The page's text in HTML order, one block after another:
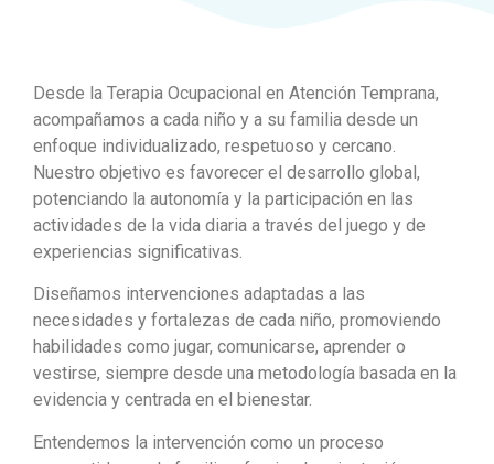
Desde la Terapia Ocupacional en Atención Temprana,
acompañamos a cada niño y a su familia desde un
enfoque individualizado, respetuoso y cercano.
Nuestro objetivo es favorecer el desarrollo global,
potenciando la autonomía y la participación en las
actividades de la vida diaria a través del juego y de
experiencias significativas.
Diseñamos intervenciones adaptadas a las
necesidades y fortalezas de cada niño, promoviendo
habilidades como jugar, comunicarse, aprender o
vestirse, siempre desde una metodología basada en la
evidencia y centrada en el bienestar.
Entendemos la intervención como un proceso